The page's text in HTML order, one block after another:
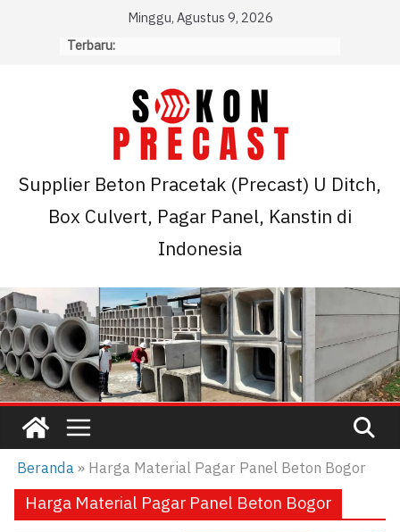
Minggu, Agustus 9, 2026
Terbaru:
Supplier Beton Pracetak (Precast) U Ditch,
Box Culvert, Pagar Panel, Kanstin di
Indonesia
Beranda» Harga Material Pagar Panel Beton Bogor
Harga Material Pagar Panel Beton Bogor